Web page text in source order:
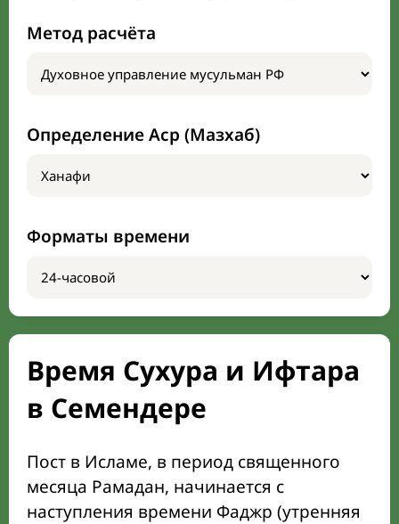
Метод расчёта
Определение Аср (Мазхаб)
Форматы времени
Время Сухура и Ифтара
в Семендере
Пост в Исламе, в период священного
месяца Рамадан, начинается с
наступления времени Фаджр (утренняя